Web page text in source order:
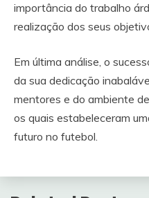
importância do trabalho
realização dos seus
Em última análise, o
da sua dedicação
mentores e do ambiente
os quais estabeleceram
futuro no futebol.